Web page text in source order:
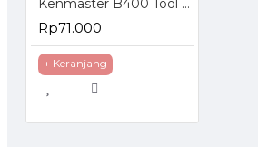
Kenmaster B400 Tool Box
Rp71.000
+ Keranjang